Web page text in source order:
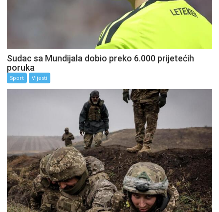
Sudac sa Mundijala dobio preko 6.000 prijetećih
poruka
Sport Vijesti